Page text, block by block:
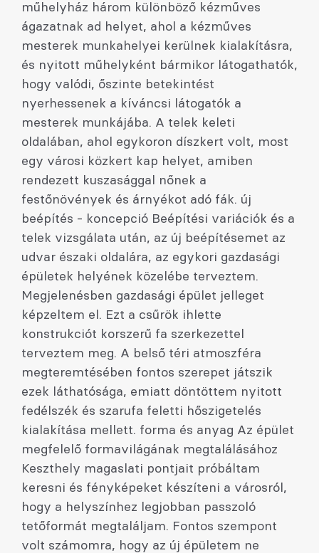
műhelyház három különböző kézműves
ágazatnak ad helyet, ahol a kézműves
mesterek munkahelyei kerülnek kialakításra,
és nyitott műhelyként bármikor látogathatók,
hogy valódi, őszinte betekintést
nyerhessenek a kíváncsi látogatók a
mesterek munkájába. A telek keleti
oldalában, ahol egykoron díszkert volt, most
egy városi közkert kap helyet, amiben
rendezett kuszasággal nőnek a
festőnövények és árnyékot adó fák. új
beépítés - koncepció Beépítési variációk és a
telek vizsgálata után, az új beépítésemet az
udvar északi oldalára, az egykori gazdasági
épületek helyének közelébe terveztem.
Megjelenésben gazdasági épület jelleget
képzeltem el. Ezt a csűrök ihlette
konstrukciót korszerű fa szerkezettel
terveztem meg. A belső téri atmoszféra
megteremtésében fontos szerepet játszik
ezek láthatósága, emiatt döntöttem nyitott
fedélszék és szarufa feletti hőszigetelés
kialakítása mellett. forma és anyag Az épület
megfelelő formavilágának megtalálásához
Keszthely magaslati pontjait próbáltam
keresni és fényképeket készíteni a városról,
hogy a helyszínhez legjobban passzoló
tetőformát megtaláljam. Fontos szempont
volt számomra, hogy az új épületem ne